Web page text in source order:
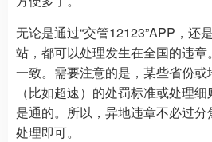
无论是通过“交管12123”APP，还
站，都可以处理发生在全国的违
一致。需要注意的是，某些省份
（比如超速）的处罚标准或处理
是通的。所以，异地违章不必过
处理即可。